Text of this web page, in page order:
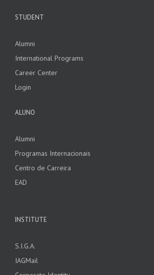
STUDENT
Alumni
International Programs
Career Center
Login
ALUNO
Alumni
Programas Internacionais
Centro de Carreira
EAD
INSTITUTE
S.I.G.A.
IAGMail